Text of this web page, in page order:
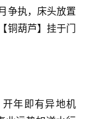
争执，床头放置
铜葫芦】挂于门
年即有异地机